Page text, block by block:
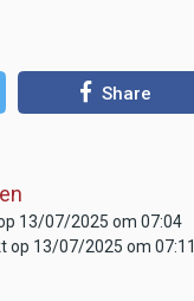
Share
13/07/2025 om 07:04
op 13/07/2025 om 07:11